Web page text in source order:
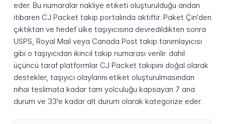
eder. Bu numaralar nakliye etiketi oluşturulduğu andan
itibaren CJ Packet takip portalında aktiftir. Paket Çin'den
çıktıktan ve hedef ülke taşıyıcısına devredildikten sonra
USPS, Royal Mail veya Canada Post takip tanımlayıcısı
gibi o taşıyıcıdan ikincil takip numarası verilir. dahil
üçüncü taraf platformlar CJ Packet takipini doğal olarak
destekler, taşıyıcı olaylarını etiket oluşturulmasından
nihai teslimata kadar tam yolculuğu kapsayan 7 ana
durum ve 33'e kadar alt durum olarak kategorize eder.